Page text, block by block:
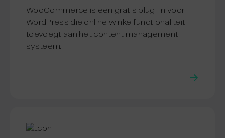
WooCommerce is een gratis plug-in voor
WordPress die online winkelfunctionaliteit
toevoegt aan het content management
systeem.